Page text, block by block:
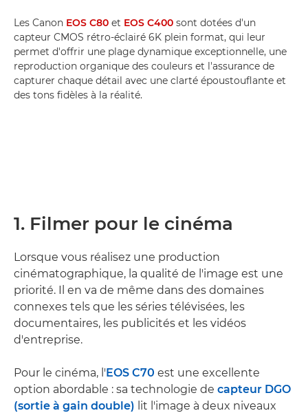
Les Canon EOS C80 et EOS C400 sont dotées d'un
capteur CMOS rétro-éclairé 6K plein format, qui leur
permet d'offrir une plage dynamique exceptionnelle, une
reproduction organique des couleurs et l'assurance de
capturer chaque détail avec une clarté époustouflante et
des tons fidèles à la réalité.
1. Filmer pour le cinéma
Lorsque vous réalisez une production
cinématographique, la qualité de l'image est une
priorité. Il en va de même dans des domaines
connexes tels que les séries télévisées, les
documentaires, les publicités et les vidéos
d'entreprise.
Pour le cinéma, l'EOS C70 est une excellente
option abordable : sa technologie de capteur DGO
(sortie à gain double) lit l'image à deux niveaux